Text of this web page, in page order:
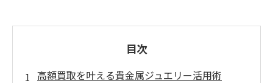
目次
高額買取を叶える貴金属ジュエリー活用術